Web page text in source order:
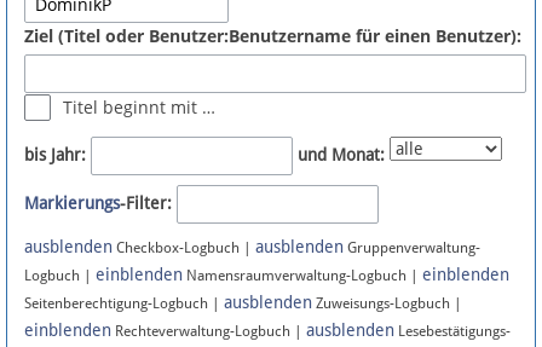
Newsletter
Bluesky
Facebook
Instagram
Ziel (Titel oder Benutzer:Benutzername für einen Benutzer):
Titel beginnt mit …
bis Jahr: und Monat:
Markierungs-Filter:
ausblenden Checkbox-Logbuch | ausblenden Gruppenverwaltung-
Logbuch | einblenden Namensraumverwaltung-Logbuch | einblenden
Seitenberechtigung-Logbuch | ausblenden Zuweisungs-Logbuch |
einblenden Rechteverwaltung-Logbuch | ausblenden Lesebestätigungs-